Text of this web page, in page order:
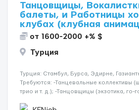
Танцовщицы,
балеты, и Работницы
клубах (клубная
от 1600-2000 +% $
Турция
Турция: Стамбул, Бурса, Эдирне,
Требуются: -Танцевальные коллективы
трио и т. д.); -Танцовщицы (экзотика, го-